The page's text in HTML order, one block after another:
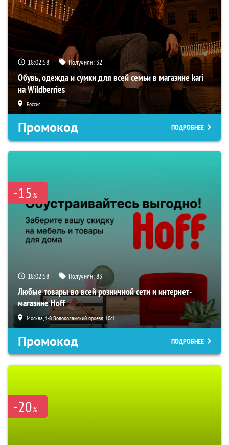
18:02:57 Получили: 32
Обувь, одежда и сумки для всей семьи в магазине kari
на Wildberries
Россия
Промокод ПОДРОБНЕЕ
-15%
18:02:57 Получили:83
Любые товары во всей розничной сети и интернет-
магазине Hoff
Москва, 1-й Волоколамский проезд, 10с1
Промокод ПОДРОБНЕЕ
-20%